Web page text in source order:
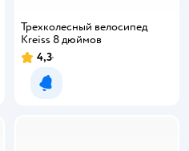
Трехколесный велосипед
Kreiss 8 дюймов
4,3
Уведомить о появлении